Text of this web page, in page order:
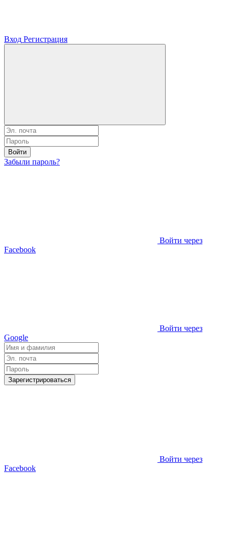
Вход Регистрация
Войти
Забыли пароль?
Войти через
Facebook
Войти через
Google
Зарегистрироваться
Войти через
Facebook